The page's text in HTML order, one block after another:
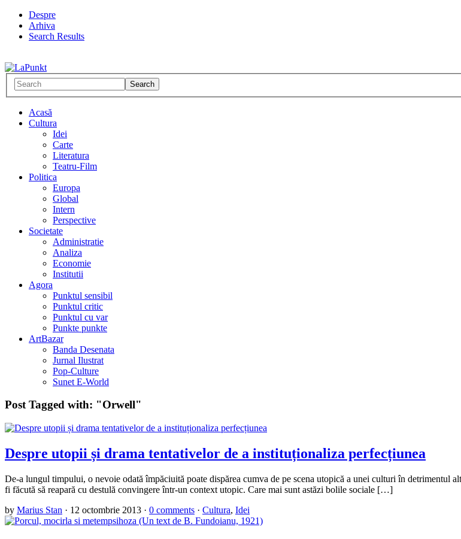
Despre
Arhiva
Search Results
Acasă
Cultura
Idei
Carte
Literatura
Teatru-Film
Politica
Europa
Global
Intern
Perspective
Societate
Administratie
Analiza
Economie
Institutii
Agora
Punktul sensibil
Punktul critic
Punktul cu var
Punkte punkte
ArtBazar
Banda Desenata
Jurnal Ilustrat
Pop-Culture
Sunet E-World
Post Tagged with: "Orwell"
Despre utopii și drama tentativelor de a instituționaliza perfecțiunea
De-a lungul timpului, o nevoie odată împăciuită poate dispărea cumva de pe scena utopică a unei culturi în detrimentul
fi făcută să reapară cu destulă convingere într-un context utopic. Care mai sunt astăzi bolile sociale […]
by Marius Stan · 12 octombrie 2013 · 0 comments · Cultura, Idei